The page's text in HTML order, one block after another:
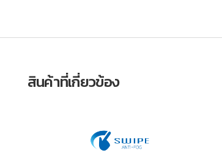
สินค้าที่เกี่ยวข้อง